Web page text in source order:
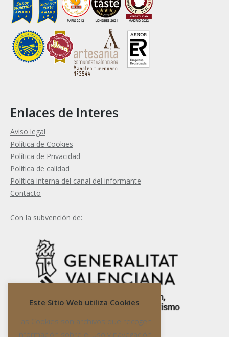
Enlaces de Interes
Aviso legal
Política de Cookies
Política de Privacidad
Política de calidad
Política interna del canal del informante
Contacto
Con la subvención de:
Este Sitio Web utiliza Cookies
Las Cookies son archivos que recogen
información sobre el uso y navegación